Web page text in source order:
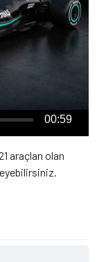
00:59
araçları olan